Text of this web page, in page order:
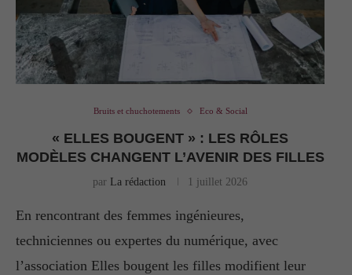
Bruits et chuchotements Eco & Social
« ELLES BOUGENT » : LES RÔLES
MODÈLES CHANGENT L’AVENIR DES FILLES
par La rédaction 1 juillet 2026
En rencontrant des femmes ingénieures,
techniciennes ou expertes du numérique, avec
l’association Elles bougent les filles modifient leur